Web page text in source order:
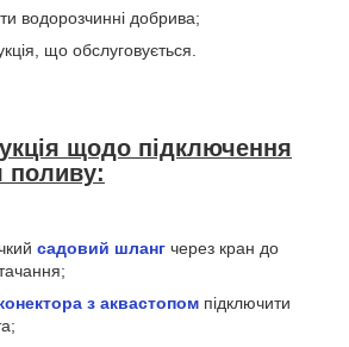
водорозчинні добрива;
що обслуговується.
щодо підключення
поливу:
садовий шланг через кран до
з аквастопом підключити